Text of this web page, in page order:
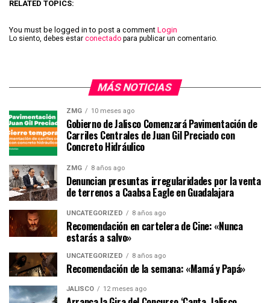
RELATED TOPICS:
You must be logged in to post a comment Login
Lo siento, debes estar conectado para publicar un comentario.
MÁS NOTICIAS
ZMG 10 meses ago
Gobierno de Jalisco Comenzará Pavimentación de
Carriles Centrales de Juan Gil Preciado con
Concreto Hidráulico
ZMG 8 años ago
Denuncian presuntas irregularidades por la venta
de terrenos a Caabsa Eagle en Guadalajara
UNCATEGORIZED 8 años ago
Recomendación en cartelera de Cine: «Nunca
estarás a salvo»
UNCATEGORIZED 8 años ago
Recomendación de la semana: «Mamá y Papá»
JALISCO 12 meses ago